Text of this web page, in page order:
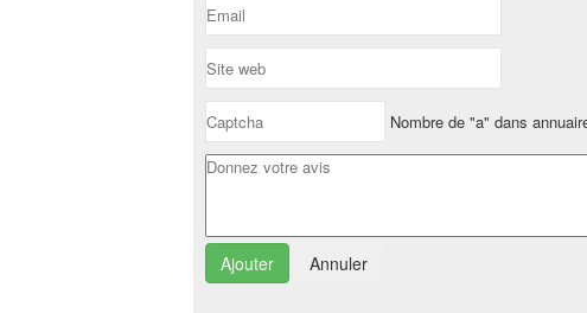
Nombre de "a" dans
Annuler